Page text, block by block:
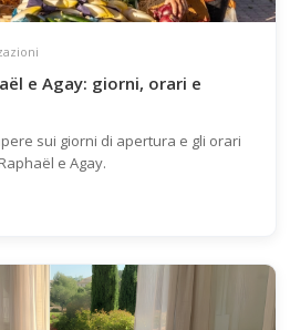
e Agay: giorni, orari e
sui giorni di apertura e gli orari
e Agay.